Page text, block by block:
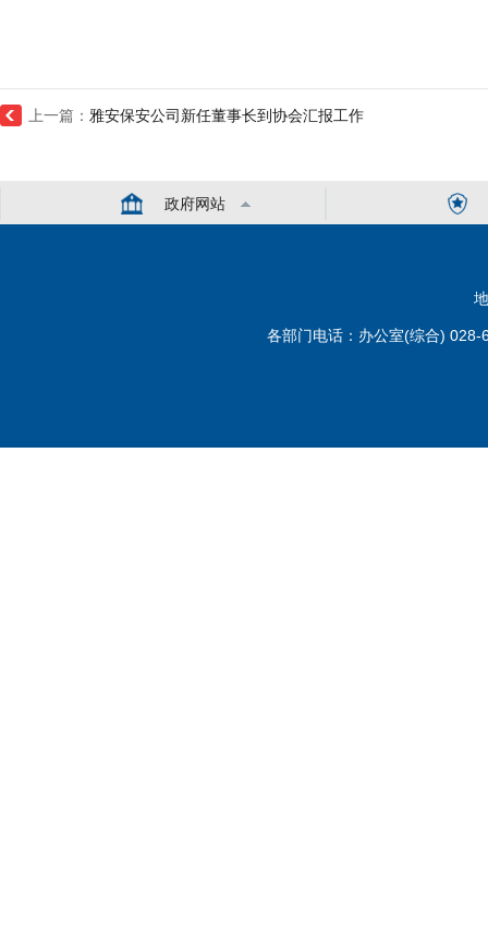
上一篇： 雅安保安公司新任董事长到协会汇报工作
政府网站
各部门电话：办公室(综合)